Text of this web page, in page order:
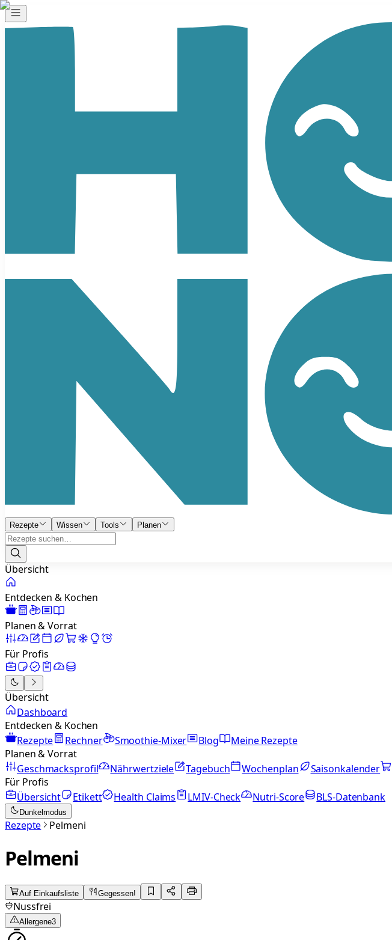
Rezepte Wissen Tools Planen
Übersicht
Entdecken & Kochen
Planen & Vorrat
Für Profis
Übersicht
Dashboard
Entdecken & Kochen
Rezepte
Rechner Smoothie-Mixer Blog
Meine Rezepte
Planen & Vorrat
Geschmacksprofil
Nährwertziele Tagebuch Wochenplan Saisonkalender
Für Profis
Übersicht
Etikett Health Claims LMIV-Check Nutri-Score BLS-Datenbank
Dunkelmodus
Rezepte Pelmeni
Pelmeni
Auf Einkaufsliste Gegessen!
Nussfrei
Allergene3